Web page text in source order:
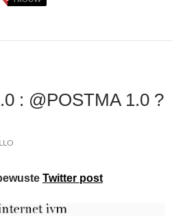
: @POSTMA 1.0 ?
Twitter post